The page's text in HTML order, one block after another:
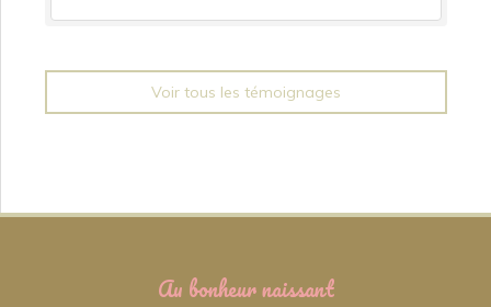
Voir tous les témoignages
Au bonheur naissant